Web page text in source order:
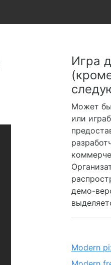
Игра
Может
или
демо-
Modern